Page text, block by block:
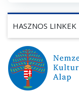
HASZNOS LINKEK